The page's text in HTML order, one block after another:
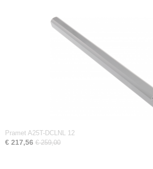
Pramet A25T-DCLNL 12
€ 217,56 € 259,00